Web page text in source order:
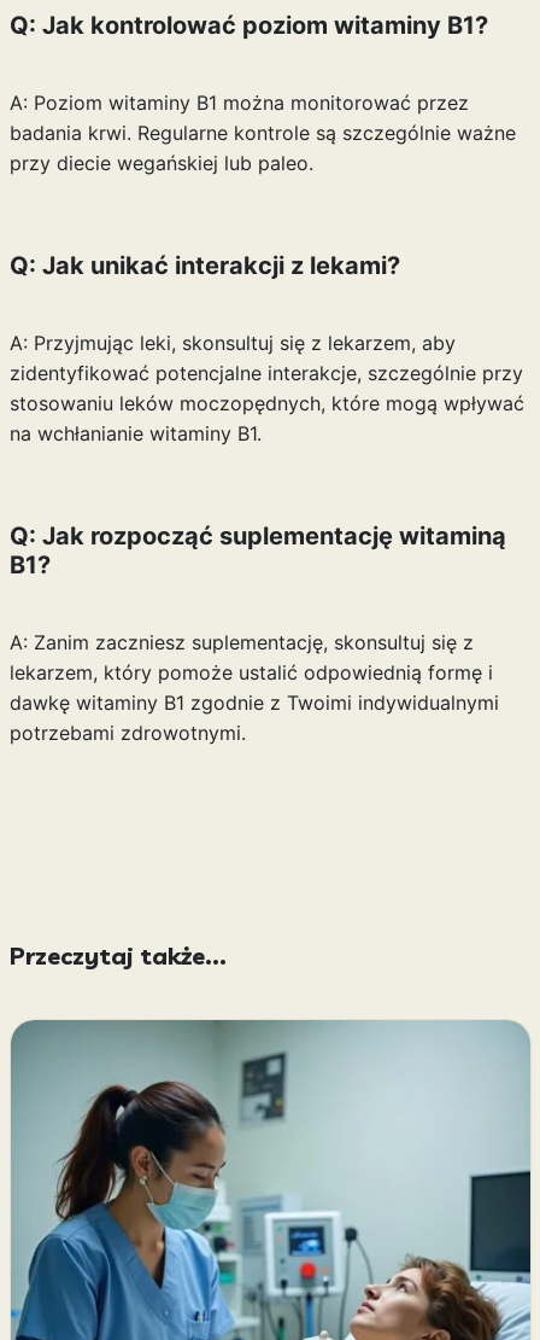
Q: Jak kontrolować poziom witaminy B1?
A: Poziom witaminy B1 można monitorować przez
badania krwi. Regularne kontrole są szczególnie ważne
przy diecie wegańskiej lub paleo.
Q: Jak unikać interakcji z lekami?
A: Przyjmując leki, skonsultuj się z lekarzem, aby
zidentyfikować potencjalne interakcje, szczególnie przy
stosowaniu leków moczopędnych, które mogą wpływać
na wchłanianie witaminy B1.
Q: Jak rozpocząć suplementację witaminą
B1?
A: Zanim zaczniesz suplementację, skonsultuj się z
lekarzem, który pomoże ustalić odpowiednią formę i
dawkę witaminy B1 zgodnie z Twoimi indywidualnymi
potrzebami zdrowotnymi.
Przeczytaj także...